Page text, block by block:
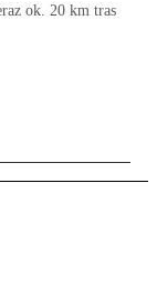
ok. 20 km tras